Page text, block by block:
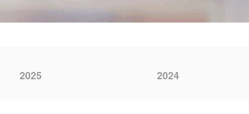
2025 2024